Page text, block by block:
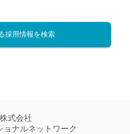
採用情報を検索
株式会社
ョナルネットワーク